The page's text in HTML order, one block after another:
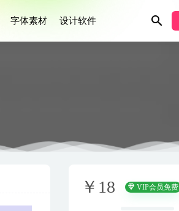
字体素材 设计软件
￥18 VIP会员免费